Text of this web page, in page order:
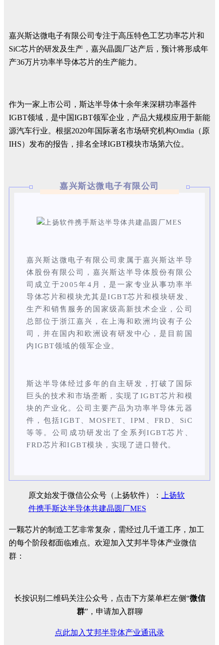
嘉兴斯达微电子有限公司专注于高压特色工艺功率芯片和
SiC芯片的研发及生产，嘉兴晶圆厂达产后，预计将形成年
产36万片功率半导体芯片的生产能力。
作为一家上市公司，斯达半导体十余年来深耕功率器件
IGBT领域，是中国IGBT领军企业，产品大规模应用于新能
源汽车行业。根据2020年国际著名市场研究机构Omdia（原
IHS）发布的报告，排名全球IGBT模块市场第六位。
嘉兴斯达微电子有限公司
嘉兴斯达微电子有限公司隶属于嘉兴斯达半导
体股份有限公司，嘉兴斯达半导体股份有限公
司 成立于2005年4月，是一家专业从事功率半
导体芯片和模块尤其是IGBT芯片和模块研发、
生产和销售服务的国家级高新技术企业，公司
总部位于浙江嘉兴，在上海和欧洲均设有子公
司，并在国内和欧洲设有研发中心，是目前国
内IGBT领域的领军企业。
斯达半导体经过多年的自主研发，打破了国际
巨头的技术和市场垄断，实现了IGBT芯片和模
块的产业化。公司主要产品为功率半导体元器
件，包括IGBT、MOSFET、IPM、FRD、SiC
等等。公司成功研发出了全系列IGBT芯片、
FRD芯片和IGBT模块，实现了进口替代。
原文始发于微信公众号（上扬软件）：
上扬软
件携手斯达半导体共建晶圆厂MES
一颗芯片的制造工艺非常复杂，需经过几千道工序，加工
的每个阶段都面临难点。欢迎加入艾邦半导体产业微信
群：
长按识别二维码关注公众号，点击下方菜单栏左侧“微信
群”，申请加入群聊
点此加入艾邦半导体产业通讯录